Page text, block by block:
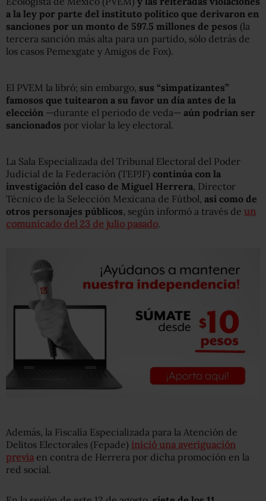
a la ley por parte del instituto político que derivaron en
sanciones por un monto de 597.5 millones de pesos (la
tercera sanción más alta para un partido, sólo detrás de
los casos Pemexgate y Amigos de Fox).
El PVEM la libró; sin embargo, sus “simpatizantes”
famosos que tuitearon a su favor un día antes de la
elección —durante el periodo de veda— aún podrían ser
sancionados por violar la ley electoral.
La Sala Especializada del Tribunal Electoral del Poder
Judicial de la Federación (TEPJF) continúa con la
investigación del caso de Miguel Herrera, Director
Técnico de la Selección Mexicana de Fútbol, así como de
otros personajes públicos, según informó a través de un
comunicado del 23 de julio pasado.
Además, la Fiscalía Especializada para la Atención de
Delitos Electorales (Fepade) inició una averiguación
previa en contra de Herrera por dicha promoción en la
red social.